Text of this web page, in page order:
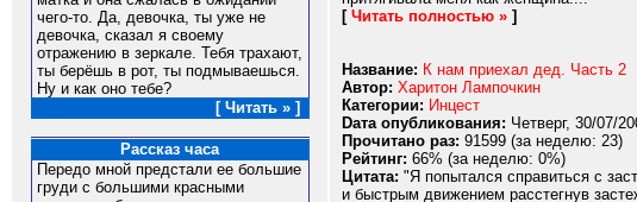
чего-то. Да, девочка, ты уже не
девочка, сказал я своему
отражению в зеркале. Тебя трахают,
ты берёшь в рот, ты подмываешься.
Ну и как оно тебе?
[ Читать » ]
Рассказ часа
Передо мной предстали ее большие
груди с большими красными
[ Читать полностью » ]
Название: К нам приехал дед. Часть 2
Автор: Харитон Лампочкин
Категории: Инцест
Dата опубликования: Четверг, 30/07/
Прочитано раз: 91599 (за неделю: 23)
Рейтинг: 66% (за неделю: 0%)
Цитата: "Я попытался справиться с
и быстрым движением расстегнув